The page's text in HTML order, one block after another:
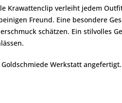
Krawattenclip verleiht jedem
Freund. Eine besondere
schätzen. Ein stilvolles
Werkstatt angefertigt.